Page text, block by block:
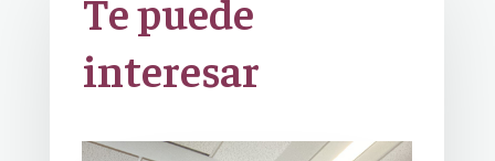
Te puede
interesar